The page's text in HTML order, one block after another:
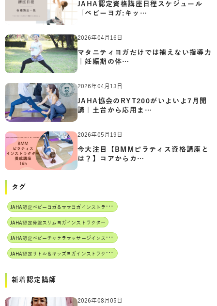
JAHA認定資格講座日程スケジュール
「ベビーヨガ:キッ…
2026年04月16日
マタニティヨガだけでは補えない指導力
｜妊娠期の体…
2026年04月13日
JAHA協会のRYT200がいよいよ7月開
講｜土台から応用ま…
2026年05月19日
今大注目【BMMピラティス資格講座と
は？】コアからカ…
タグ
J
AHA認定ベビーヨガ＆ママヨガインストラクター
JAHA認定骨盤スリムヨガインストラクター
J
AHA認定ベビーチャクラマッサージインストラクター
J
AHA認定リトル＆キッズヨガインストラクター
新着認定講師
2026年08月05日